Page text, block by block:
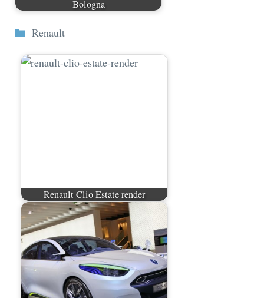
Bologna
Categorie
Renault
Renault Clio Estate render